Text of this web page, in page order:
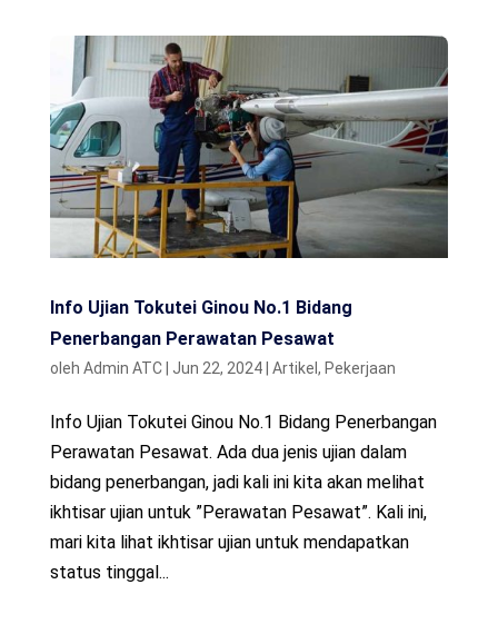
Info Ujian Tokutei Ginou No.1 Bidang
Penerbangan Perawatan Pesawat
oleh Admin ATC| Jun 22, 2024| Artikel , Pekerjaan
Info Ujian Tokutei Ginou No.1 Bidang Penerbangan
Perawatan Pesawat. Ada dua jenis ujian dalam
bidang penerbangan, jadi kali ini kita akan melihat
ikhtisar ujian untuk ”Perawatan Pesawat”. Kali ini,
mari kita lihat ikhtisar ujian untuk mendapatkan
status tinggal...